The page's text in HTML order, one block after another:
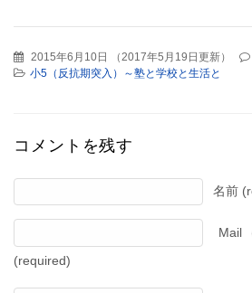
2015年6月10日 （2017年5月19日更新）
小5（反抗期突入）～塾と学校と生活と
コメントを残す
名前
Mail
(required)